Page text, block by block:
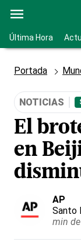
Última Hora
Portada
NOTICIAS
El
en
AP
Santo
min